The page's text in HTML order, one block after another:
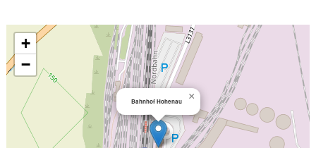
Bahnhof Hohenau ×
+
−